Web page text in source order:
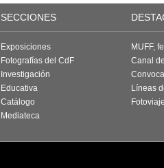
SECCIONES
Exposiciones
Fotografías del CdF
Investigación
Educativa
Catálogo
Mediateca
MUFF,
Canal
Líneas